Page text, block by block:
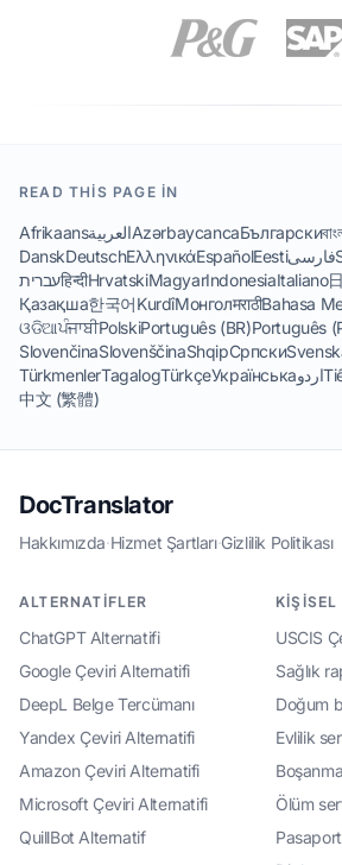
READ THIS PAGE IN
AfrikaansالعربيةAzərbaycancaБългарски
DanskDeutschΕλληνικάEspañolEestiفارسی
עבריתहिन्दीHrvatskiMagyarIndonesiaItaliano
Қазақша한국어KurdîМонголमराठीBahasa
ଓଡିଆਪੰਜਾਬੀPolskiPortuguês (BR)Português
SlovenčinaSlovenščinaShqipСрпски
TürkmenlerTagalogTürkçeУкраїнськаاردو
中文 (繁體)
DocTranslator
Hakkımızda·Hizmet Şartları·Gizlilik Politikası
ALTERNATIFLER
ChatGPT Alternatifi
Google Çeviri Alternatifi
DeepL Belge Tercümanı
Yandex Çeviri Alternatifi
Amazon Çeviri Alternatifi
Microsoft Çeviri Alternatifi
QuillBot Alternatif
KIŞISEL
USCIS
Sağlık
Doğum
Evlilik
Ölüm
Pasaport